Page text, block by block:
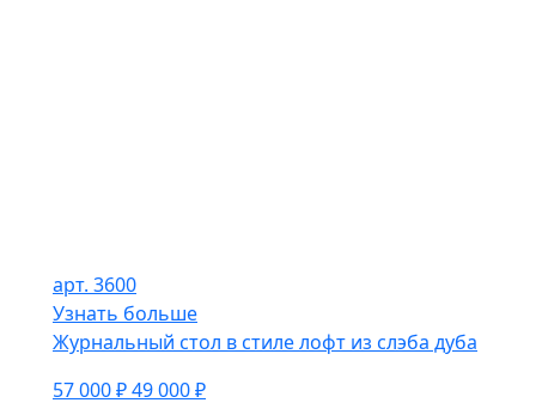
арт. 3600
Узнать больше
Журнальный стол в стиле лофт из слэба дуба
57 000 ₽49 000 ₽